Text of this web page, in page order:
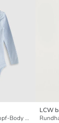
Langarm Baby Jungen Druckknopf-Body 2er-Pack
LCW